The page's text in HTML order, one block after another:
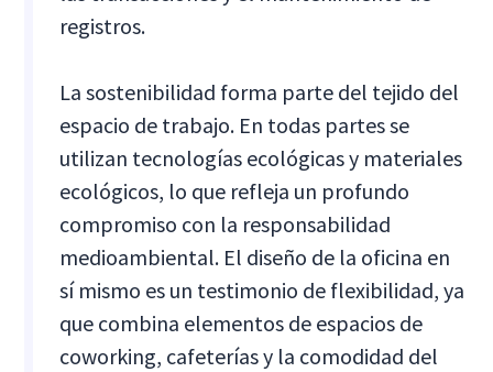
registros.
La sostenibilidad forma parte del tejido del
espacio de trabajo. En todas partes se
utilizan tecnologías ecológicas y materiales
ecológicos, lo que refleja un profundo
compromiso con la responsabilidad
medioambiental. El diseño de la oficina en
sí mismo es un testimonio de flexibilidad, ya
que combina elementos de espacios de
coworking, cafeterías y la comodidad del